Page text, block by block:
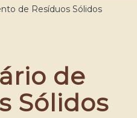
de Resíduos Sólidos
de
Sólidos